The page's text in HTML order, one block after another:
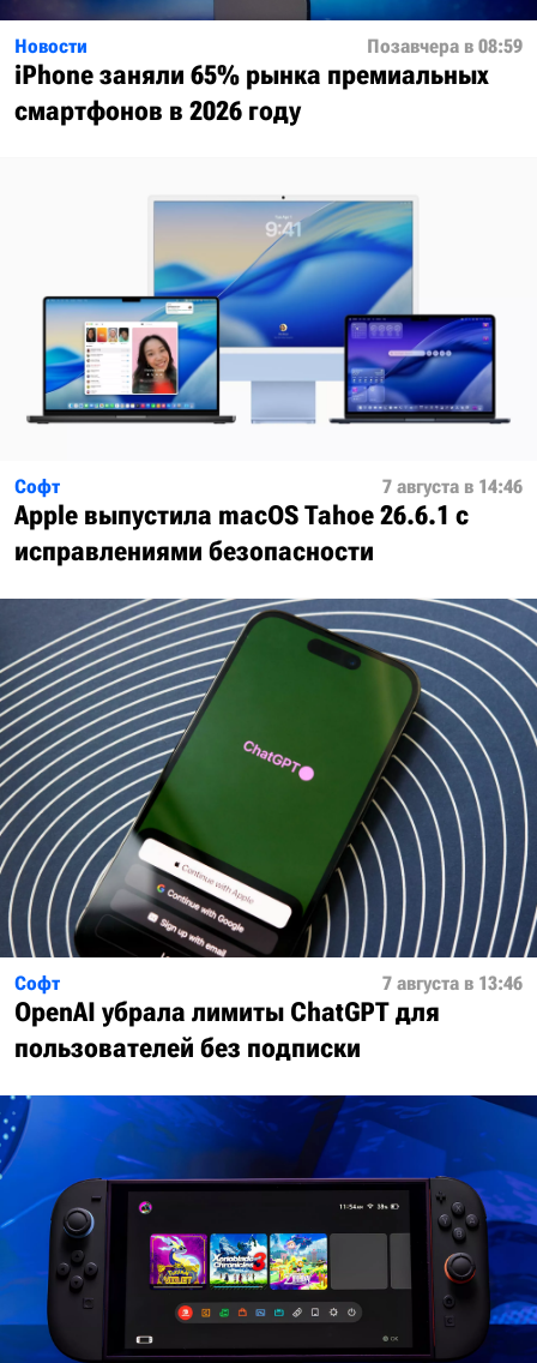
Новости Позавчера в 08:59
iPhone заняли 65% рынка премиальных
смартфонов в 2026 году
Софт 7 августа в 14:46
Apple выпустила macOS Tahoe 26.6.1 с
исправлениями безопасности
Софт 7 августа в 13:46
OpenAI убрала лимиты ChatGPT для
пользователей без подписки